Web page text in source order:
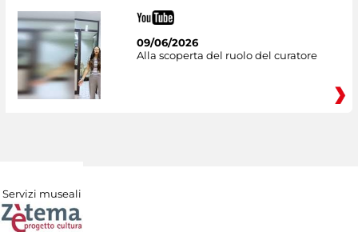
09/06/2026
Alla scoperta del ruolo del curatore
Servizi museali